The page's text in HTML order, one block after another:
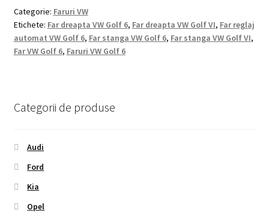
Categorie: Faruri VW
Etichete: Far dreapta VW Golf 6, Far dreapta VW Golf VI, Far reglaj
automat VW Golf 6, Far stanga VW Golf 6, Far stanga VW Golf VI,
Far VW Golf 6, Faruri VW Golf 6
Categorii de produse
Audi
Ford
Kia
Opel